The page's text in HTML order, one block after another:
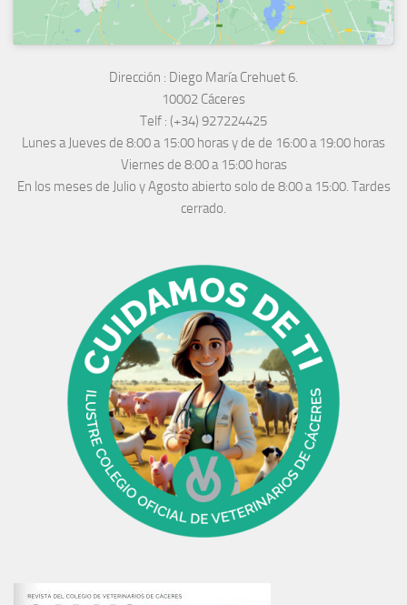
Dirección : Diego María Crehuet 6.
10002 Cáceres
Telf : (+34) 927224425
Lunes a Jueves de 8:00 a 15:00 horas y de de 16:00 a 19:00 horas
Viernes de 8:00 a 15:00 horas
En los meses de Julio y Agosto abierto solo de 8:00 a 15:00. Tardes
cerrado.